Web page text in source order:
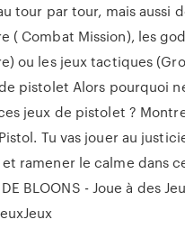
tour par tour, mais aussi
( Combat Mission), les
ou les jeux tactiques
pistolet Alors pourquoi
jeux de pistolet ?
Tu vas jouer au
ramener le calme dans
DE BLOONS - Joue à des